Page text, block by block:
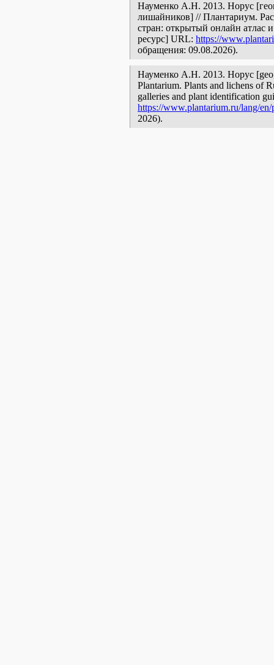
Науменко А.Н. 2013. Норус
лишайников] // Плантариум.
стран: открытый онлайн атлас
ресурс] URL: https://
обращения: 09.08.2026).
Науменко А.Н. 2013. Норус
Plantarium. Plants and lichens of
galleries and plant identification
https://www.plantarium.ru/lang/
2026).